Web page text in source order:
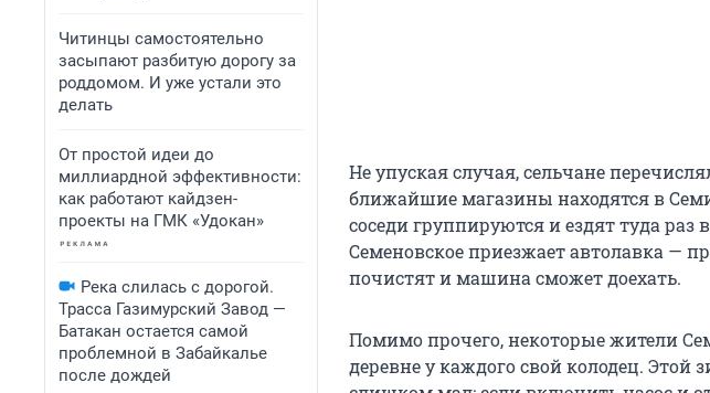
Читинцы самостоятельно
засыпают разбитую дорогу за
роддомом. И уже устали это
делать
От простой идеи до
миллиардной эффективности:
как работают кайдзен-
проекты на ГМК «Удокан»
Река слилась с дорогой.
Трасса Газимурский Завод —
Батакан остается самой
проблемной в Забайкалье
после дождей
Не упуская случая, сельчане
ближайшие магазины находятся в
соседи группируются и ездят туда раз
Семеновское приезжает автолавка —
почистят и машина сможет доехать.
Помимо прочего, некоторые жители
деревне у каждого свой колодец. Этой